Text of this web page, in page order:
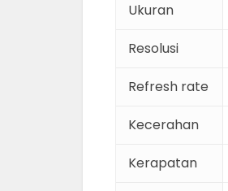
Ukuran
Resolusi
Refresh rate
Kecerahan
Kerapatan